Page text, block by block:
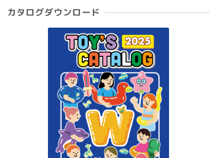
カタログダウンロード